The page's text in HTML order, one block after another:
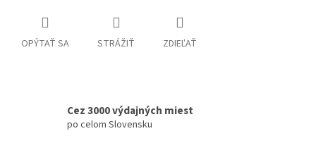
OPÝTAŤ SA STRÁŽIŤ ZDIEĽAŤ
Cez 3000 výdajných miest
po celom Slovensku